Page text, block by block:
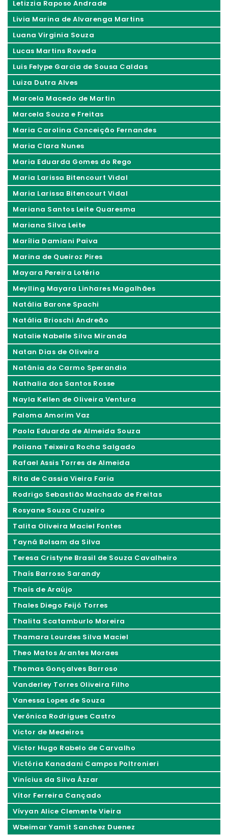
Letizzia Raposo Andrade
Livia Marina de Alvarenga Martins
Luana Virginia Souza
Lucas Martins Roveda
Luis Felype Garcia de Sousa Caldas
Luiza Dutra Alves
Marcela Macedo de Martin
Marcela Souza e Freitas
Maria Carolina Conceição Fernandes
Maria Clara Nunes
Maria Eduarda Gomes do Rego
Maria Larissa Bitencourt Vidal
Maria Larissa Bitencourt Vidal
Mariana Santos Leite Quaresma
Mariana Silva Leite
Marília Damiani Paiva
Marina de Queiroz Pires
Mayara Pereira Lotério
Meylling Mayara Linhares Magalhães
Natália Barone Spachi
Natália Brioschi Andreão
Natalie Nabelle Silva Miranda
Natan Dias de Oliveira
Natânia do Carmo Sperandio
Nathalia dos Santos Rosse
Nayla Kellen de Oliveira Ventura
Paloma Amorim Vaz
Paola Eduarda de Almeida Souza
Poliana Teixeira Rocha Salgado
Rafael Assis Torres de Almeida
Rita de Cassia Vieira Faria
Rodrigo Sebastião Machado de Freitas
Rosyane Souza Cruzeiro
Talita Oliveira Maciel Fontes
Tayná Bolsam da Silva
Teresa Cristyne Brasil de Souza Cavalheiro
Thaís Barroso Sarandy
Thaís de Araújo
Thales Diego Feijó Torres
Thalita Scatamburlo Moreira
Thamara Lourdes Silva Maciel
Theo Matos Arantes Moraes
Thomas Gonçalves Barroso
Vanderley Torres Oliveira Filho
Vanessa Lopes de Souza
Verônica Rodrigues Castro
Victor de Medeiros
Victor Hugo Rabelo de Carvalho
Victória Kanadani Campos Poltronieri
Vinícius da Silva Ázzar
Vítor Ferreira Cançado
Vívyan Alice Clemente Vieira
Wbeimar Yamit Sanchez Duenez